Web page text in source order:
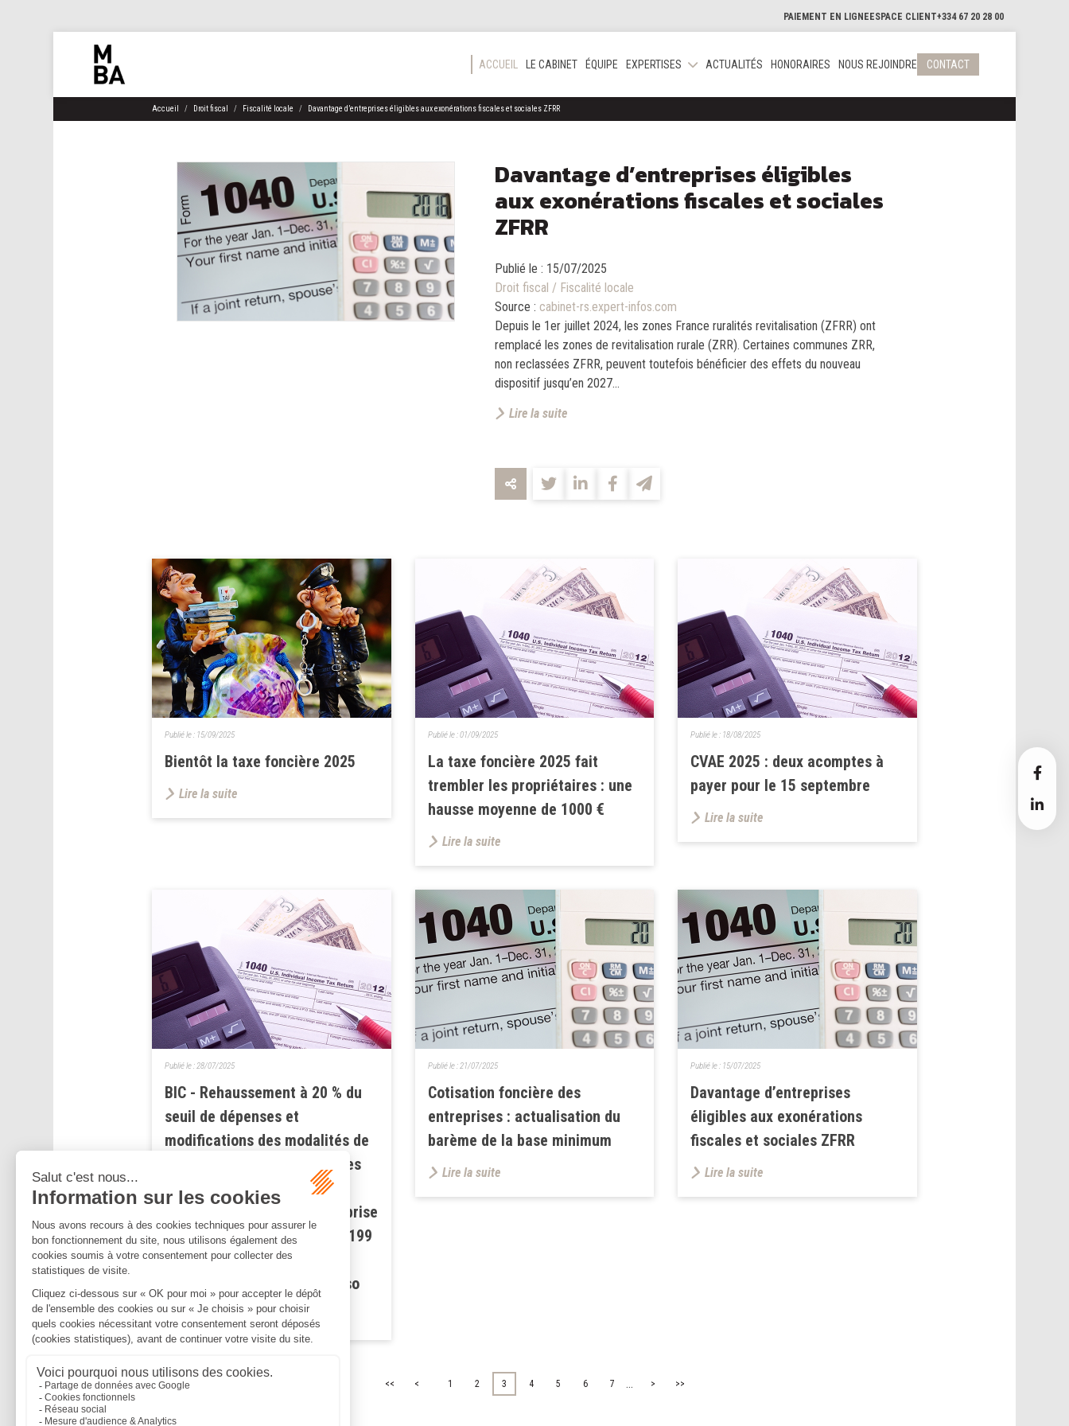
PAIEMENT EN LIGNE ESPACE CLIENT+334 67 20 28 00
ACCUEIL LE CABINET ÉQUIPE EXPERTISES ACTUALITÉS HONORAIRES NOUS REJOINDRE CONTACT
Accueil Droit fiscal Fiscalité locale Davantage d’entreprises éligibles aux exonérations fiscales et sociales ZFRR
Davantage d’entreprises éligibles
aux exonérations fiscales et sociales
ZFRR
Publié le : 15/07/2025
Droit fiscal / Fiscalité locale
Source : cabinet-rs.expert-infos.com
Depuis le 1er juillet 2024, les zones France ruralités revitalisation (ZFRR) ont
remplacé les zones de revitalisation rurale (ZRR). Certaines communes ZRR,
non reclassées ZFRR, peuvent toutefois bénéficier des effets du nouveau
dispositif jusqu’en 2027...
Lire la suite
Bientôt la taxe foncière 2025
Publié le : 15/09/2025
Lire la suite
La taxe foncière 2025 fait
trembler les propriétaires : une
hausse moyenne de 1000 €
Publié le :01/09/2025
Lire la suite
CVAE 2025 : deux acomptes à
payer pour le 15 septembre
Publié le : 18/08/2025
Lire la suite
BIC - Rehaussement à 20 % du
seuil de dépenses et
modifications des modalités de
calcul du volume de dépenses
de recherche permettant la
qualification de jeune entreprise
innovante (JEI) (loi n° 2025-199
du 28 février 2025 de
financement de la sécurité so
Publié le :28/07/2025
Lire la suite
Cotisation foncière des
entreprises : actualisation du
barème de la base minimum
Publié le :21/07/2025
Lire la suite
Davantage d’entreprises
éligibles aux exonérations
fiscales et sociales ZFRR
Publié le : 15/07/2025
Lire la suite
<< < 1 2 3 4 5 6 7 ... > >>